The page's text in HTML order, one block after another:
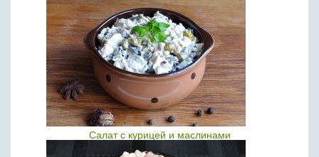
Салат с курицей и маслинами